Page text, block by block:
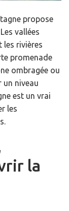
propose
vallées
les rivières
promenade
ombragée ou
un niveau
est un vrai
les
la